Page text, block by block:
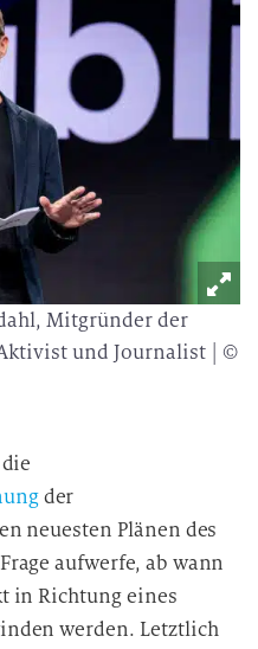
Mitgründer der
und Journalist | ©
der
neuesten Plänen des
aufwerfe, ab wann
in Richtung eines
werden. Letztlich